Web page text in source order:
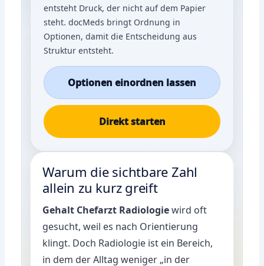
entsteht Druck, der nicht auf dem Papier
steht. docMeds bringt Ordnung in
Optionen, damit die Entscheidung aus
Struktur entsteht.
Optionen einordnen lassen
Direkt starten
Warum die sichtbare Zahl
allein zu kurz greift
Gehalt Chefarzt Radiologiewird oft
gesucht, weil es nach Orientierung
klingt. Doch Radiologie ist ein Bereich,
in dem der Alltag weniger „in der